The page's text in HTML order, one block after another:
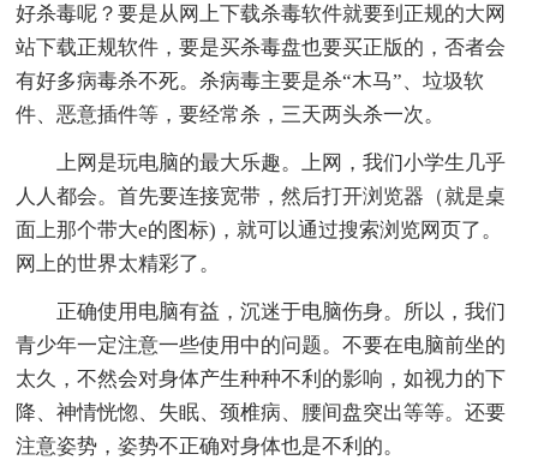
好杀毒呢？要是从网上下载杀毒软件就要到正规的大网
站下载正规软件，要是买杀毒盘也要买正版的，否者会
有好多病毒杀不死。杀病毒主要是杀“木马”、垃圾软
件、恶意插件等，要经常杀，三天两头杀一次。
上网是玩电脑的最大乐趣。上网，我们小学生几乎
人人都会。首先要连接宽带，然后打开浏览器（就是桌
面上那个带大e的图标)，就可以通过搜索浏览网页了。
网上的世界太精彩了。
正确使用电脑有益，沉迷于电脑伤身。所以，我们
青少年一定注意一些使用中的问题。不要在电脑前坐的
太久，不然会对身体产生种种不利的影响，如视力的下
降、神情恍惚、失眠、颈椎病、腰间盘突出等等。还要
注意姿势，姿势不正确对身体也是不利的。